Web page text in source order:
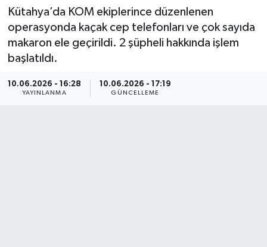
Kütahya’da KOM ekiplerince düzenlenen
operasyonda kaçak cep telefonları ve çok sayıda
makaron ele geçirildi. 2 şüpheli hakkında işlem
başlatıldı.
10.06.2026 - 16:28
YAYINLANMA
10.06.2026 - 17:19
GÜNCELLEME
Eleman
Gündem
Haber Arşivi